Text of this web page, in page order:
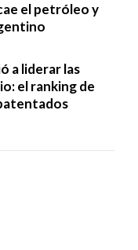
el petróleo y
a liderar las
el ranking de